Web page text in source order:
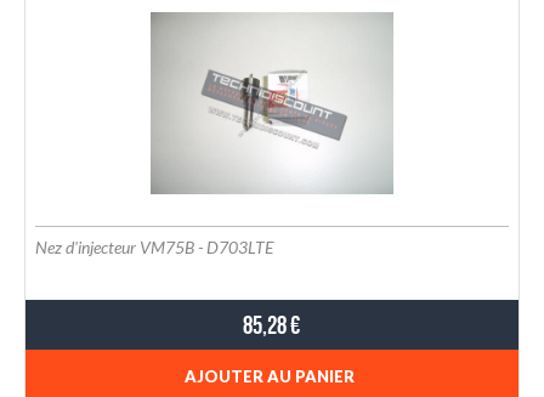
Nez d'injecteur VM75B - D703LTE
85,28 €
AJOUTER AU PANIER